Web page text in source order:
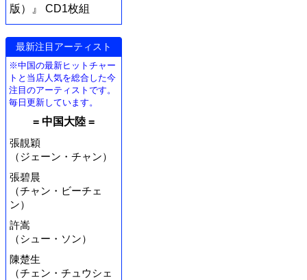
版）』 CD1枚組
最新注目アーティスト
※中国の最新ヒットチャー
トと当店人気を総合した今
注目のアーティストです。
毎日更新しています。
= 中国大陸 =
張靚穎
（ジェーン・チャン）
張碧晨
（チャン・ビーチェ
ン）
許嵩
（シュー・ソン）
陳楚生
（チェン・チュウシェ